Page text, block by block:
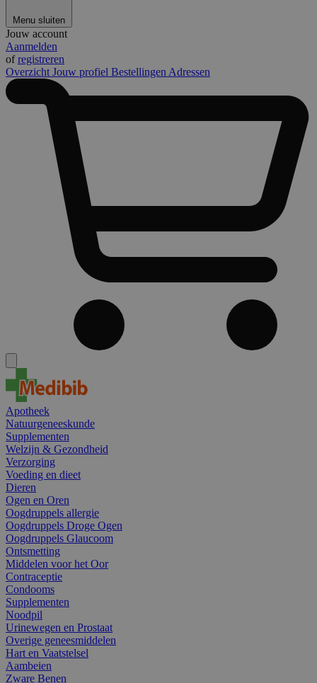
Menu sluiten
Jouw account
Aanmelden
ofregistreren
Overzicht Jouw profiel Bestellingen Adressen
Apotheek
Natuurgeneeskunde
Supplementen
Welzijn & Gezondheid
Verzorging
Voeding en dieet
Dieren
Ogen en Oren
Oogdruppels allergie
Oogdruppels Droge Ogen
Oogdruppels Glaucoom
Ontsmetting
Middelen voor het Oor
Contraceptie
Condooms
Supplementen
Noodpil
Urinewegen en Prostaat
Overige geneesmiddelen
Hart en Vaatstelsel
Aambeien
Zware Benen